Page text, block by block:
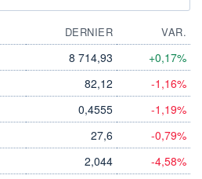
DERNIER
VAR.
8 714,93 +0,17%
82,12 -1,16%
0,4555 -1,19%
27,6 -0,79%
2,044 -4,58%